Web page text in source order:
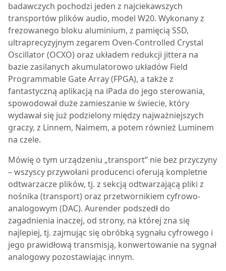
badawczych pochodzi jeden z najciekawszych
transportów plików audio, model W20. Wykonany z
frezowanego bloku aluminium, z pamięcią SSD,
ultraprecyzyjnym zegarem Oven-Controlled Crystal
Oscillator (OCXO) oraz układem redukcji jittera na
bazie zasilanych akumulatorowo układów Field
Programmable Gate Array (FPGA), a także z
fantastyczną aplikacją na iPada do jego sterowania,
spowodował duże zamieszanie w świecie, który
wydawał się już podzielony między najważniejszych
graczy, z Linnem, Naimem, a potem również Luminem
na czele.
Mówię o tym urządzeniu „transport” nie bez przyczyny
– wszyscy przywołani producenci oferują kompletne
odtwarzacze plików, tj. z sekcją odtwarzającą pliki z
nośnika (transport) oraz przetwornikiem cyfrowo-
analogowym (DAC). Aurender podszedł do
zagadnienia inaczej, od strony, na której zna się
najlepiej, tj. zajmując się obróbką sygnału cyfrowego i
jego prawidłową transmisją, konwertowanie na sygnał
analogowy pozostawiając innym.